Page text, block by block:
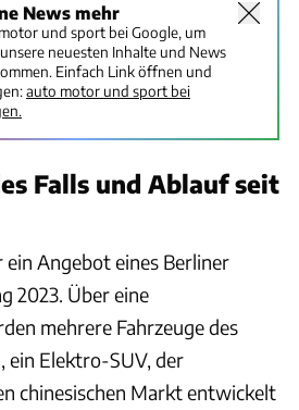
News mehr
und sport bei Google, um
neuesten Inhalte und News
Einfach Link öffnen und
auto motor und sport bei
Falls und Ablauf seit
Angebot eines Berliner
2023. Über eine
mehrere Fahrzeuge des
ein Elektro-SUV, der
chinesischen Markt entwickelt